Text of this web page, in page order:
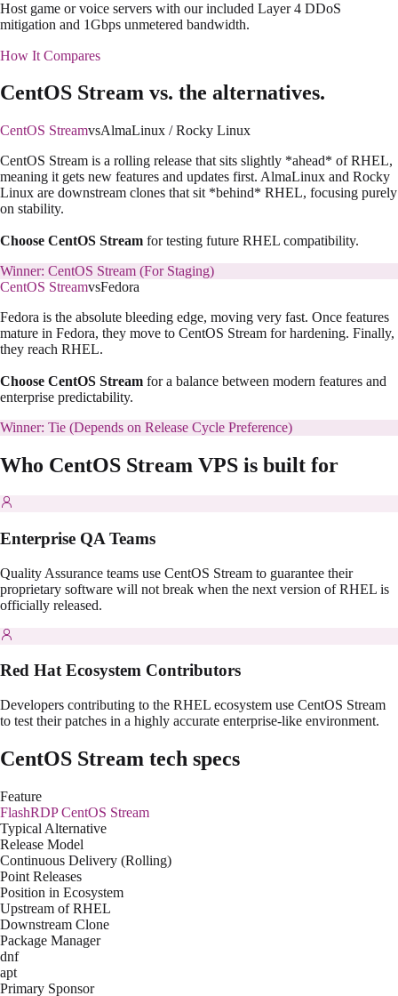
Host game or voice servers with our included Layer 4 DDoS
mitigation and 1Gbps unmetered bandwidth.
How It Compares
CentOS Stream vs. the alternatives.
CentOS StreamvsAlmaLinux / Rocky Linux
CentOS Stream is a rolling release that sits slightly *ahead* of RHEL,
meaning it gets new features and updates first. AlmaLinux and Rocky
Linux are downstream clones that sit *behind* RHEL, focusing purely
on stability.
Choose CentOS Stream for testing future RHEL compatibility.
Winner: CentOS Stream (For Staging)
CentOS StreamvsFedora
Fedora is the absolute bleeding edge, moving very fast. Once features
mature in Fedora, they move to CentOS Stream for hardening. Finally,
they reach RHEL.
Choose CentOS Stream for a balance between modern features and
enterprise predictability.
Winner: Tie (Depends on Release Cycle Preference)
Who CentOS Stream VPS is built for
Enterprise QA Teams
Quality Assurance teams use CentOS Stream to guarantee their
proprietary software will not break when the next version of RHEL is
officially released.
Red Hat Ecosystem Contributors
Developers contributing to the RHEL ecosystem use CentOS Stream
to test their patches in a highly accurate enterprise-like environment.
CentOS Stream tech specs
Feature
FlashRDPCentOS Stream
Typical Alternative
Release Model
Continuous Delivery (Rolling)
Point Releases
Position in Ecosystem
Upstream of RHEL
Downstream Clone
Package Manager
dnf
apt
Primary Sponsor